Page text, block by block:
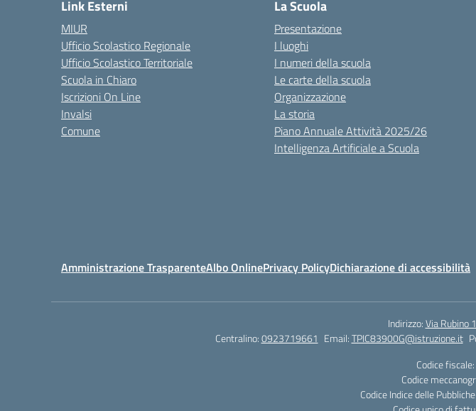
Link Esterni
MIUR
Ufficio Scolastico Regionale
Ufficio Scolastico Territoriale
Scuola in Chiaro
Iscrizioni On Line
Invalsi
Comune
La Scuola
Presentazione
I luoghi
I numeri della scuola
Le carte della scuola
Organizzazione
La storia
Piano Annuale Attività 2025/26
Intelligenza Artificiale a Scuola
Amministrazione TrasparenteAlbo OnlinePrivacy PolicyDichiarazione di accessibilità
Indirizzo:Via Rubino
Centralino:0923719661 Email:TPIC83900G@istruzione.it
Codice
Codice
Codice Indice delle